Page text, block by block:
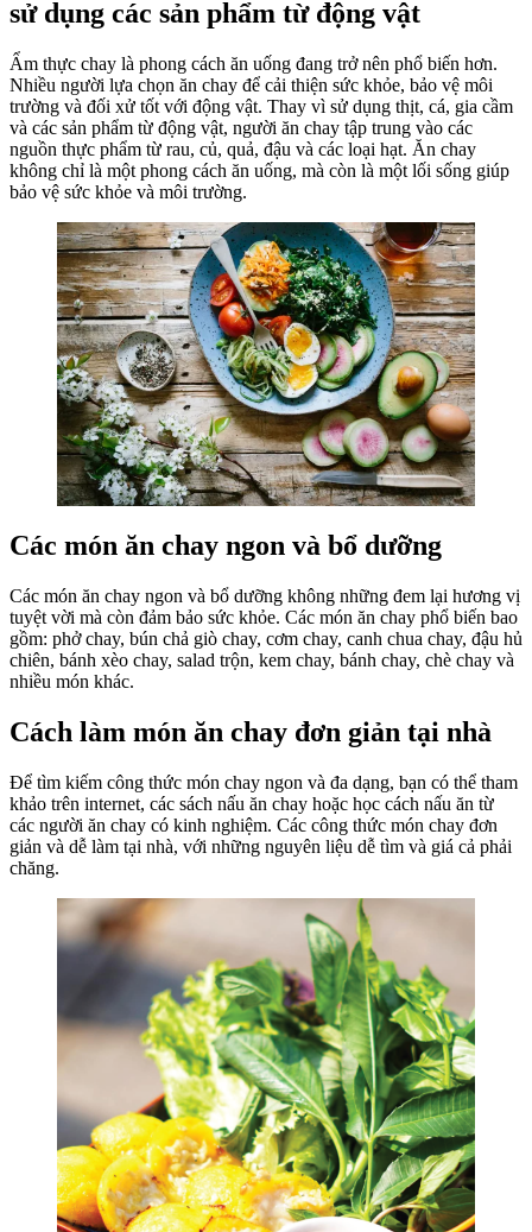
sử dụng các sản phẩm từ động vật
Ẩm thực chay là phong cách ăn uống đang trở nên phổ biến hơn.
Nhiều người lựa chọn ăn chay để cải thiện sức khỏe, bảo vệ môi
trường và đối xử tốt với động vật. Thay vì sử dụng thịt, cá, gia cầm
và các sản phẩm từ động vật, người ăn chay tập trung vào các
nguồn thực phẩm từ rau, củ, quả, đậu và các loại hạt. Ăn chay
không chỉ là một phong cách ăn uống, mà còn là một lối sống giúp
bảo vệ sức khỏe và môi trường.
Các món ăn chay ngon và bổ dưỡng
Các món ăn chay ngon và bổ dưỡng không những đem lại hương vị
tuyệt vời mà còn đảm bảo sức khỏe. Các món ăn chay phổ biến bao
gồm: phở chay, bún chả giò chay, cơm chay, canh chua chay, đậu hủ
chiên, bánh xèo chay, salad trộn, kem chay, bánh chay, chè chay và
nhiều món khác.
Cách làm món ăn chay đơn giản tại nhà
Để tìm kiếm công thức món chay ngon và đa dạng, bạn có thể tham
khảo trên internet, các sách nấu ăn chay hoặc học cách nấu ăn từ
các người ăn chay có kinh nghiệm. Các công thức món chay đơn
giản và dễ làm tại nhà, với những nguyên liệu dễ tìm và giá cả phải
chăng.